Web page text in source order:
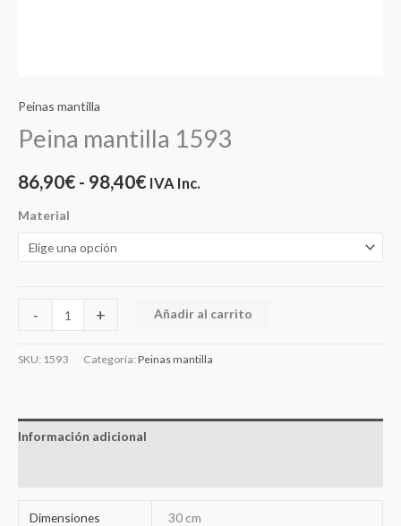
Peinas mantilla
Peina mantilla 1593
86,90€ - 98,40€ IVA Inc.
Material
- + Añadir al carrito
SKU: 1593 Categoría: Peinas mantilla
Información adicional
Dimensiones 30 cm